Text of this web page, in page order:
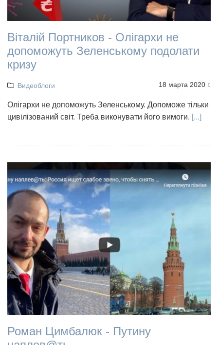
Віталій Портников - Олігархи не
допоможуть Зеленському подолати
кризу
Видеоблоги 18 марта 2020 г.
Олігархи не допоможуть Зеленському. Допоможе тільки
цивілізований світ. Треба виконувати його вимоги. [...]
Роман Цимбалюк - Путину